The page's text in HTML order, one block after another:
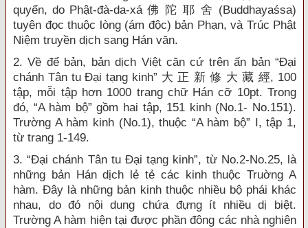
quyển, do Phật-đà-da-xá 佛 陀 耶 舍 (Buddhayaśsa)
tuyên đọc thuộc lòng (ám độc) bản Phạn, và Trúc Phật
Niệm truyền dịch sang Hán văn.
2. Về để bản, bản dịch Việt căn cứ trên ấn bản “Đại
chánh Tân tu Đại tạng kinh” 大 正 新 修 大 藏 經, 100
tập, mỗi tập hơn 1000 trang chữ Hán cỡ 10pt. Trong
đó, “A hàm bộ” gồm hai tập, 151 kinh (No.1- No.151).
Trường A hàm kinh (No.1), thuộc “A hàm bộ” I, tập 1,
từ trang 1-149.
3. “Đại chánh Tân tu Đại tạng kinh”, từ No.2-No.25, là
những bản Hán dịch lẻ tẻ các kinh thuộc Truờng A
hàm. Đây là những bản kinh thuộc nhiều bộ phái khác
nhau, do đó nội dung chứa đựng ít nhiều dị biệt.
Trường A hàm hiện tại được phần đông các nhà nghiên